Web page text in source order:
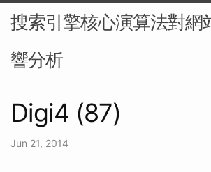
搜索引擎核心演算法對網
響分析
Digi4 (87)
Jun 21, 2014